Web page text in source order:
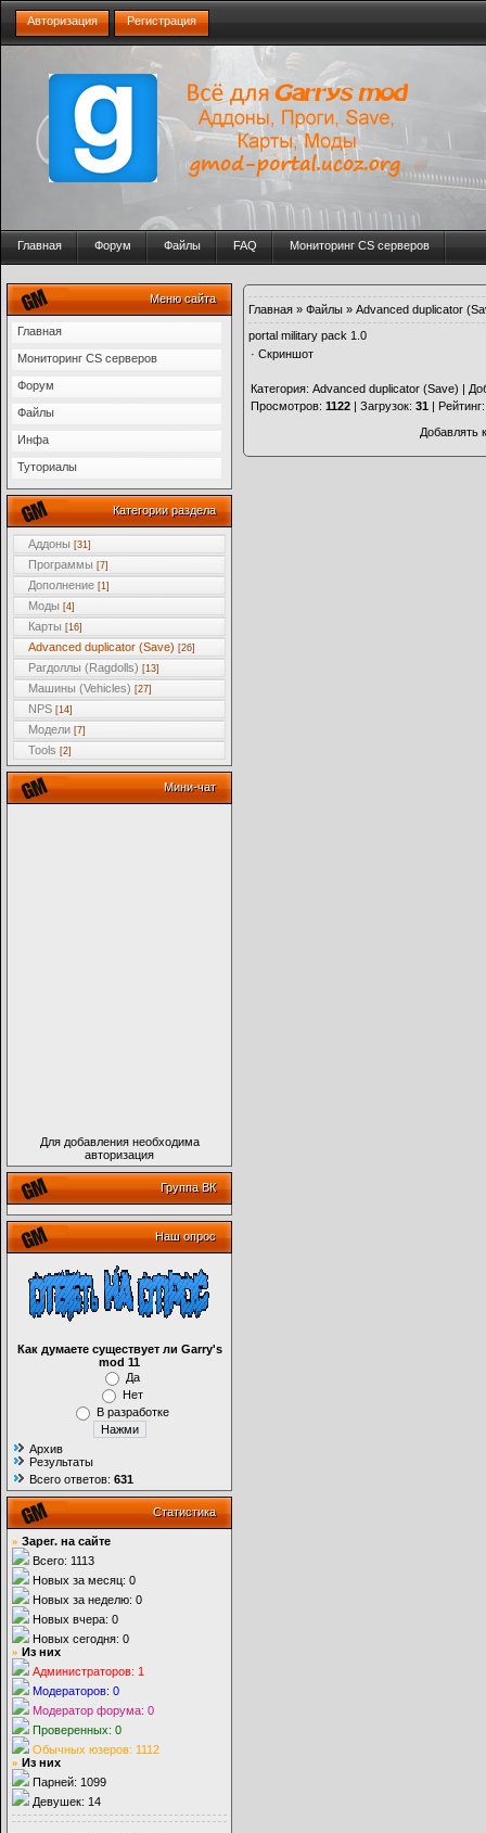
Авторизация Регистрация
Главная Форум Файлы FAQ Мониторинг CS серверов
Меню сайта
Главная
Мониторинг CS серверов
Форум
Файлы
Инфа
Туториалы
Категории раздела
Аддоны [31]
Программы [7]
Дополнение [1]
Моды [4]
Карты [16]
Advanced duplicator (Save) [26]
Рагдоллы (Ragdolls) [13]
Машины (Vehicles) [27]
NPS [14]
Модели [7]
Tools [2]
Мини-чат
Для добавления необходима
авторизация
Группа ВК
Наш опрос
Как думаете существует ли Garry's
mod 11
Да
Нет
В разработке
Архив
Результаты
Всего ответов: 631
Статистика
» Зарег. на сайте
Всего: 1113
Новых за месяц: 0
Новых за неделю: 0
Новых вчера: 0
Новых сегодня: 0
» Из них
Администраторов: 1
Модераторов: 0
Модератор форума: 0
Проверенных: 0
Обычных юзеров: 1112
» Из них
Парней: 1099
Девушек: 14
Главная » Файлы » Advanced duplicator
portal military pack 1.0
· Скриншот
Категория: Advanced duplicator (Save) |
Просмотров: 1122 | Загрузок: 31 | Рейтинг
Добавлять